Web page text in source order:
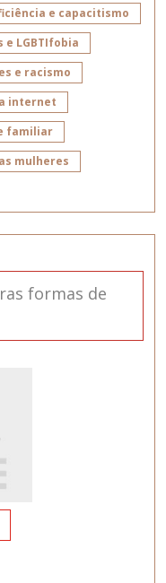
e capacitismo
LGBTIfobia
e racismo
internet
familiar
mulheres
formas de